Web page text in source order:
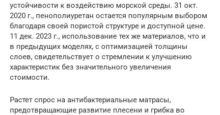
устойчивости к воздействию морской среды. 31 окт.
2020 г., пенополиуретан остается популярным выбором
благодаря своей пористой структуре и доступной цене.
11 дек. 2023 г., использование тех же материалов, что и
в предыдущих моделях, с оптимизацией толщины
слоев, свидетельствует о стремлении к улучшению
характеристик без значительного увеличения
стоимости.
Растет спрос на антибактериальные матрасы,
предотвращающие развитие плесени и грибка во